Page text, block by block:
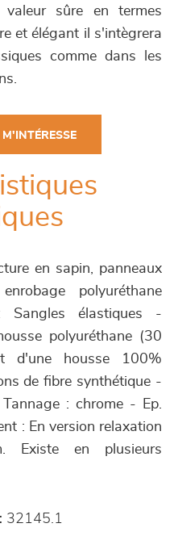
sûre en termes
et élégant il s'intègrera
comme dans les
en sapin, panneaux
polyuréthane
Sangles élastiques -
polyuréthane (30
d'une housse 100%
de fibre synthétique -
: chrome - Ep.
: En version relaxation
Existe en plusieurs
32145.1